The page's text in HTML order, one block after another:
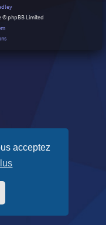
acceptez
© phpBB Limited